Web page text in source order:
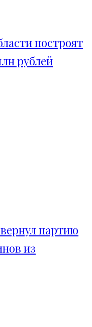
построят
рублей
партию
из